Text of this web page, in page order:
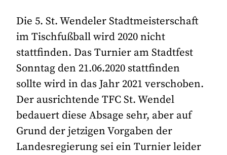
Die 5. St. Wendeler Stadtmeisterschaft
im Tischfußball wird 2020 nicht
stattfinden. Das Turnier am Stadtfest
Sonntag den 21.06.2020 stattfinden
sollte wird in das Jahr 2021 verschoben.
Der ausrichtende TFC St. Wendel
bedauert diese Absage sehr, aber auf
Grund der jetzigen Vorgaben der
Landesregierung sei ein Turnier leider